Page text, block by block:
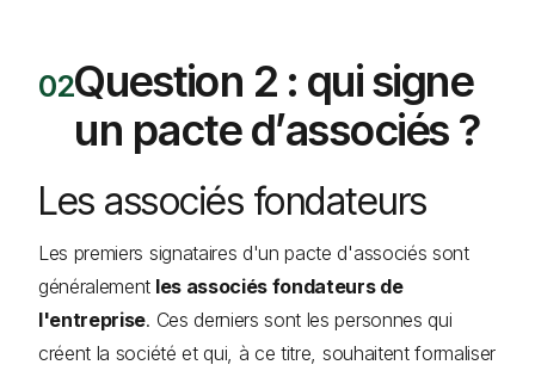
Question 2 : qui signe
un pacte d’associés ?
Les associés fondateurs
Les premiers signataires d'un pacte d'associés sont
généralement les associés fondateurs de
l'entreprise. Ces derniers sont les personnes qui
créent la société et qui, à ce titre, souhaitent formaliser